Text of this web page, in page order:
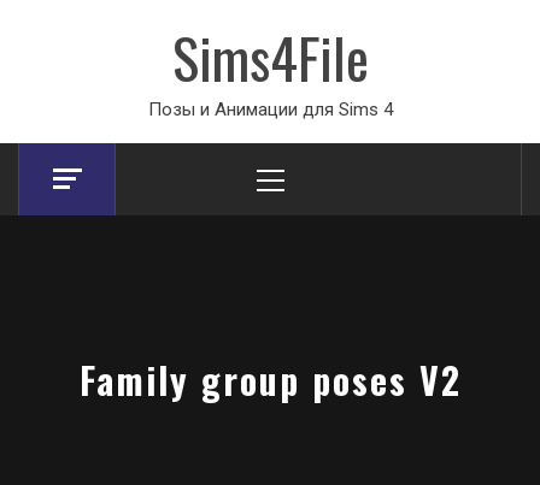
Sims4File
Позы и Анимации для Sims 4
Menu
Family group poses V2